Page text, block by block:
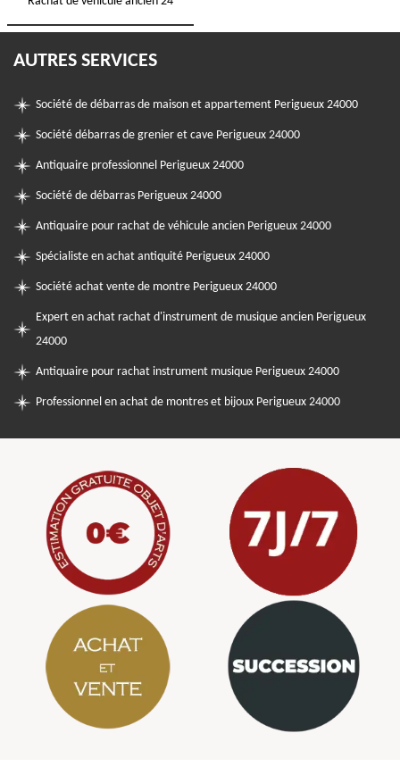
AUTRES SERVICES
Société de débarras de maison et appartement Perigueux 24000
Société débarras de grenier et cave Perigueux 24000
Antiquaire professionnel Perigueux 24000
Société de débarras Perigueux 24000
Antiquaire pour rachat de véhicule ancien Perigueux 24000
Spécialiste en achat antiquité Perigueux 24000
Société achat vente de montre Perigueux 24000
Expert en achat rachat d'instrument de musique ancien Perigueux
24000
Antiquaire pour rachat instrument musique Perigueux 24000
Professionnel en achat de montres et bijoux Perigueux 24000